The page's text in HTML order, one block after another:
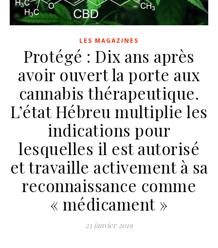
LES MAGAZINES
Protégé : Dix ans après
avoir ouvert la porte aux
cannabis thérapeutique.
L’état Hébreu multiplie les
indications pour
lesquelles il est autorisé
et travaille activement à sa
reconnaissance comme
« médicament »
23 janvier 2019